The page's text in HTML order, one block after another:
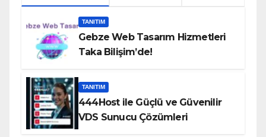
TANITIM
Gebze Web Tasarım Hizmetleri
Taka Bilişim’de!
TANITIM
444Host ile Güçlü ve Güvenilir
VDS Sunucu Çözümleri